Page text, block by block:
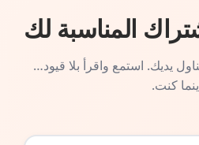
المناسبة لك
يديك. استمع واقرأ بلا قيود…
كنت.